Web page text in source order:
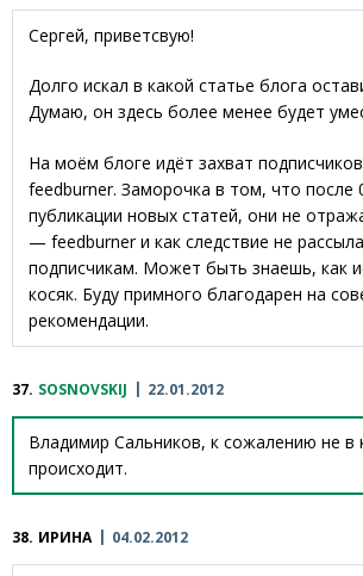
Сергей, приветсвую!
Долго искал в какой статье блога
Думаю, он здесь более менее будет
На моём блоге идёт захват
feedburner. Заморочка в том, что после
публикации новых статей, они не
— feedburner и как следствие не
подписчикам. Может быть знаешь, как
косяк. Буду примного благодарен на
рекомендации.
37. SOSNOVSKIJ 22.01.2012
Владимир Сальников, к сожалению не в
происходит.
38. ИРИНА 04.02.2012